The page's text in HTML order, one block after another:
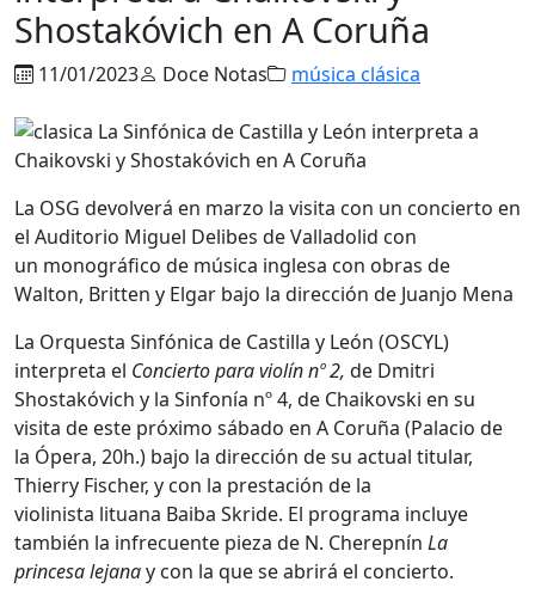
Shostakóvich en A Coruña
11/01/2023 Doce Notas música clásica
La OSG devolverá en marzo la visita con un concierto en
el Auditorio Miguel Delibes de Valladolid con
un monográfico de música inglesa con obras de
Walton, Britten y Elgar bajo la dirección de Juanjo Mena
La Orquesta Sinfónica de Castilla y León (OSCYL)
interpreta el Concierto para violín nº 2, de Dmitri
Shostakóvich y la Sinfonía nº 4, de Chaikovski en su
visita de este próximo sábado en A Coruña (Palacio de
la Ópera, 20h.) bajo la dirección de su actual titular,
Thierry Fischer, y con la prestación de la
violinista lituana Baiba Skride. El programa incluye
también la infrecuente pieza de N. Cherepnín La
princesa lejanay con la que se abrirá el concierto.